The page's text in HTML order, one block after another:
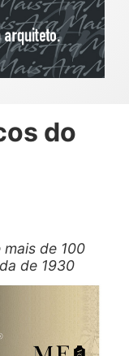
do
mais de 100
de 1930